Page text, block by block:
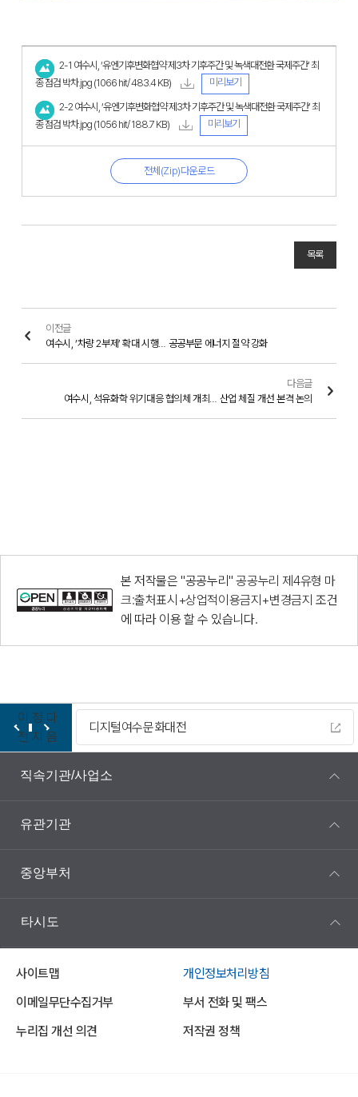
2-1 여수시, ‘유엔기후변화협약 제3차 기후주간 및 녹색대전환 국제주간’ 최
종 점검 박차.jpg (1066 hit/ 483.4 KB) 미리보기
2-2 여수시, ‘유엔기후변화협약 제3차 기후주간 및 녹색대전환 국제주간’ 최
종 점검 박차.jpg (1056 hit/ 188.7 KB) 미리보기
전체(Zip)다운로드
목록
이전글
여수시, ‘차량 2부제’ 확대 시행… 공공부문 에너지 절약 강화
다음글
여수시, 석유화학 위기대응 협의체 개최… 산업 체질 개선 본격 논의
본 저작물은 "공공누리"공공누리 제4유형 마
크:출처표시+상업적이용금지+변경금지 조건
에 따라 이용 할 수 있습니다.
이
전
정
지
다
음
디지털여수문화대전
직속기관/사업소
유관기관
중앙부처
타시도
사이트맵
개인정보처리방침
이메일무단수집거부
부서 전화 및 팩스
누리집 개선 의견
저작권 정책